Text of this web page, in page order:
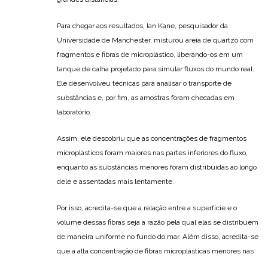
Para chegar aos resultados, Ian Kane, pesquisador da
Universidade de Manchester, misturou areia de quartzo com
fragmentos e fibras de microplástico, liberando-os em um
tanque de calha projetado para simular fluxos do mundo real.
Ele desenvolveu técnicas para analisar o transporte de
substâncias e, por fim, as amostras foram checadas em
laboratório.
Assim, ele descobriu que as concentrações de fragmentos
microplásticos foram maiores nas partes inferiores do fluxo,
enquanto as substâncias menores foram distribuídas ao longo
dele e assentadas mais lentamente.
Por isso, acredita-se que a relação entre a superfície e o
volume dessas fibras seja a razão pela qual elas se distribuem
de maneira uniforme no fundo do mar. Além disso, acredita-se
que a alta concentração de fibras microplásticas menores nas